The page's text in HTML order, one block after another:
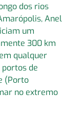
dos rios
Anel
um
300 km
qualquer
portos de
(Porto
no extremo